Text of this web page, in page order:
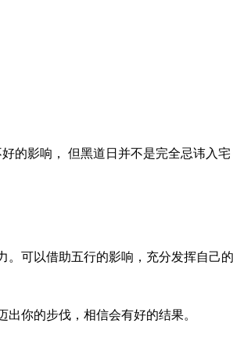
的影响， 但黑道日并不是完全忌讳入宅
可以借助五行的影响，充分发挥自己的
你的步伐，相信会有好的结果。